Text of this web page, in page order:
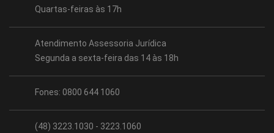
Quartas-feiras às 17h
Atendimento Assessoria Jurídica
Segunda a sexta-feira das 14 às 18h
Fones: 0800 644 1060
(48) 3223.1030 - 3223.1060